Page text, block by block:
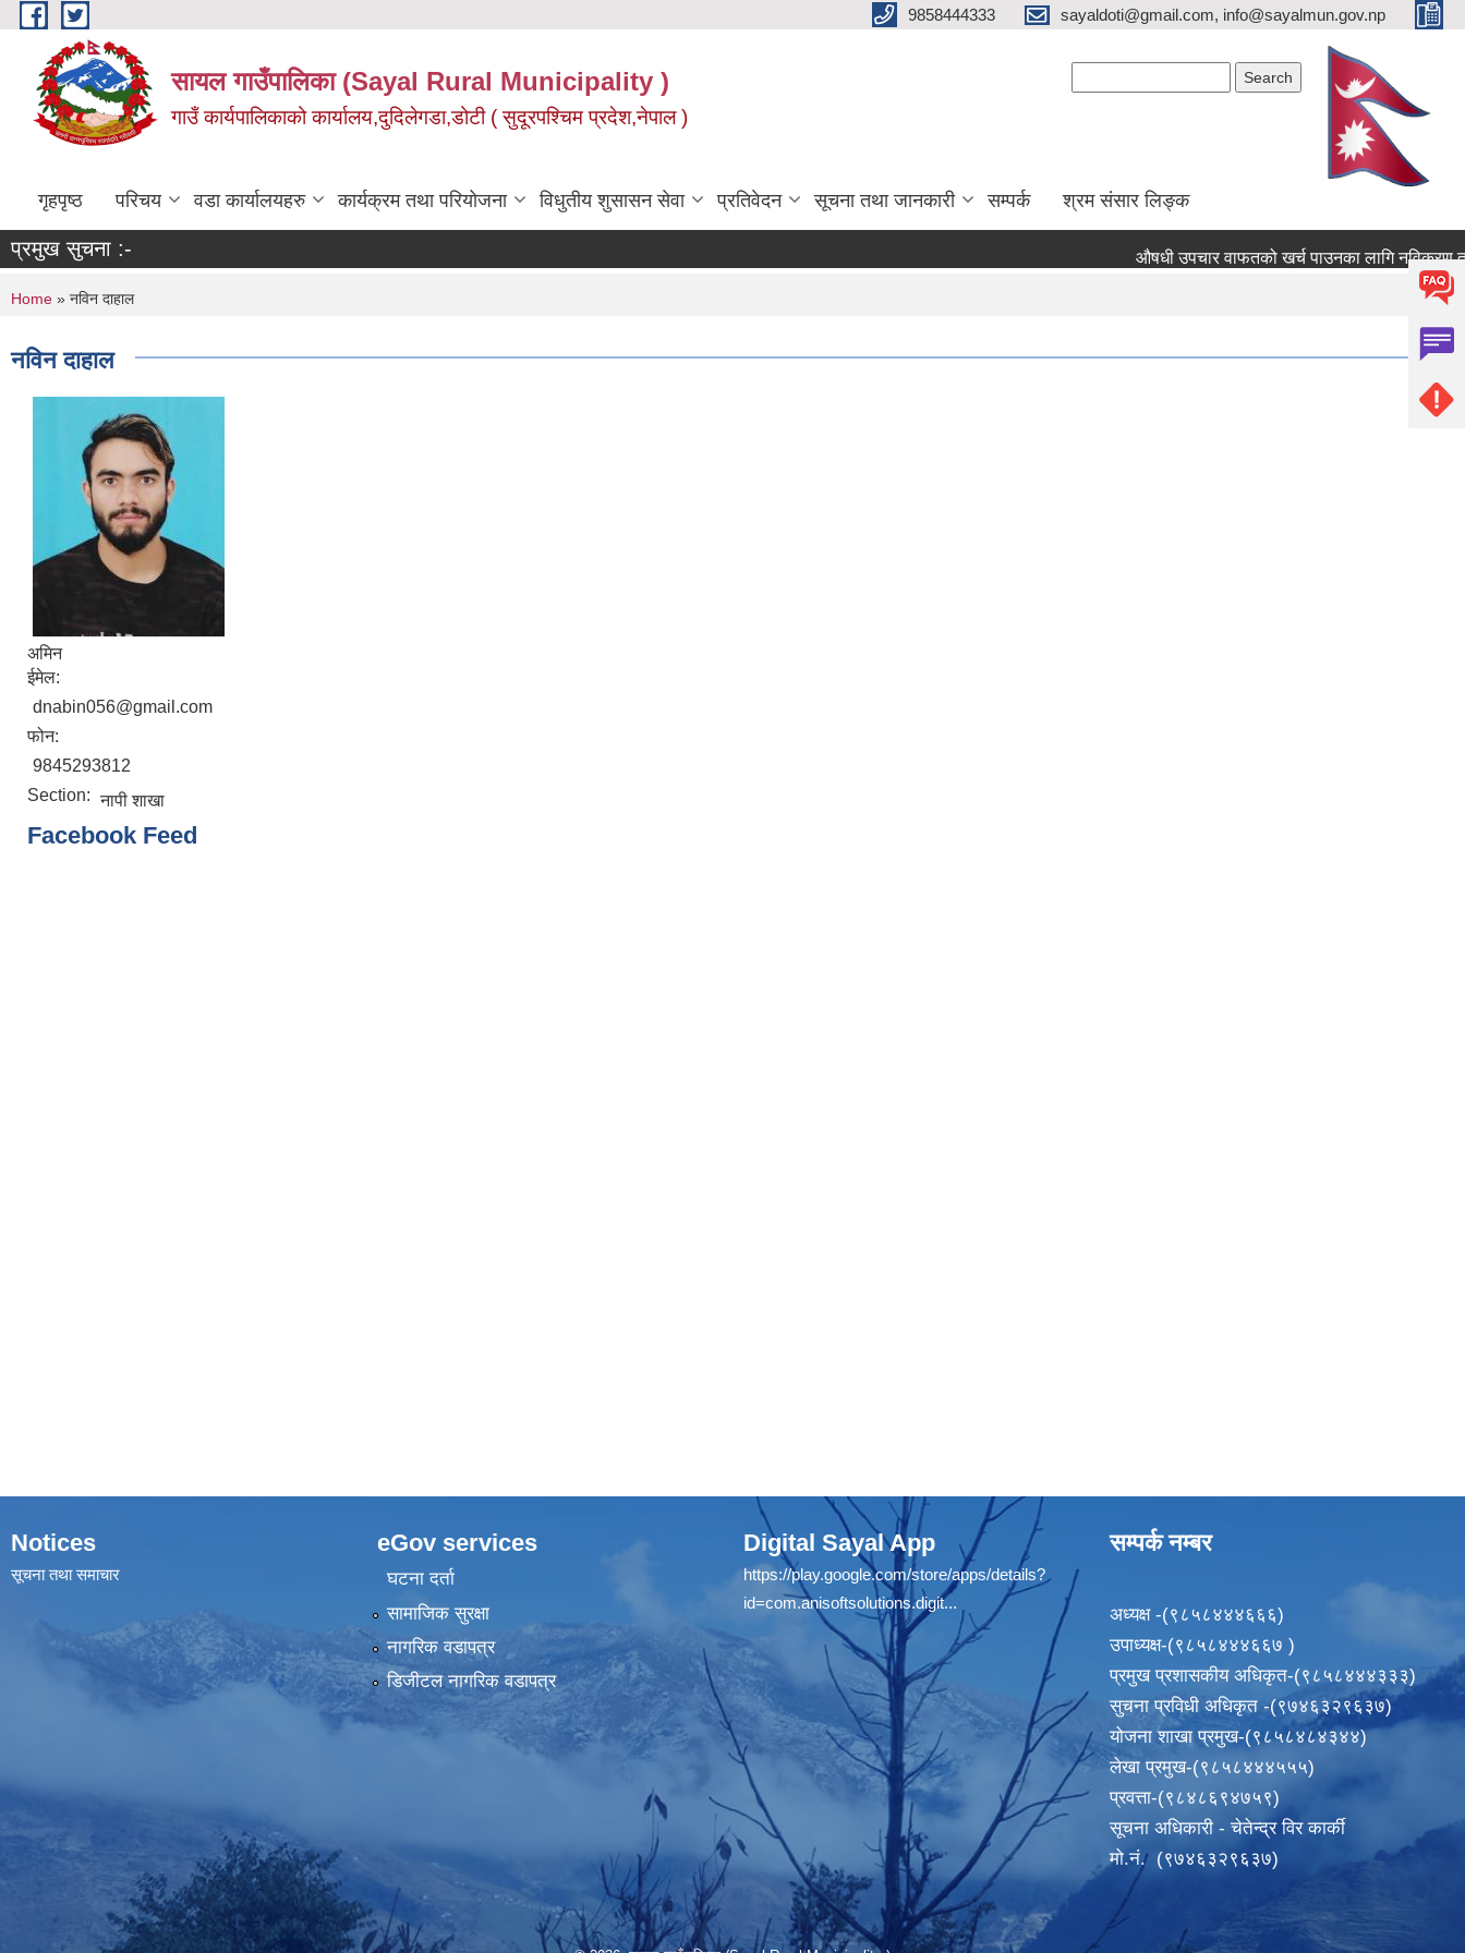
Skip to main content 9858444333 sayaldoti@gmail.com, info@sayalmun.gov.np
सायल गाउँपालिका (Sayal Rural Municipality )
गाउँ कार्यपालिकाको कार्यालय,दुदिलेगडा,डोटी ( सुदूरपश्चिम प्रदेश,नेपाल )
गृहपृष्ठ परिचय वडा कार्यालयहरु कार्यक्रम तथा परियोजना विधुतीय शुसासन सेवा प्रतिवेदन सूचना तथा जानकारी सम्पर्क श्रम संसार लिङ्क
प्रमुख सुचना :- औषधी उपचार वाफतको खर्च पाउनका लागि नविकरण तथा
You are here
Home » नविन दाहाल
नविन दाहाल
अमिन
ईमेल:
dnabin056@gmail.com
फोन:
9845293812
Section: नापी शाखा
Facebook Feed
Notices
सूचना तथा समाचार
eGov services
घटना दर्ता
सामाजिक सुरक्षा
नागरिक वडापत्र
डिजीटल नागरिक वडापत्र
Digital Sayal App
https://play.google.com/store/apps/details?
id=com.anisoftsolutions.digit...
सम्पर्क नम्बर
अध्यक्ष -(९८५८४४४६६६)
उपाध्यक्ष-(९८५८४४४६६७ )
प्रमुख प्रशासकीय अधिकृत-(९८५८४४४३३३)
सुचना प्रविधी अधिकृत -(९७४६३२९६३७)
योजना शाखा प्रमुख-(९८५८४८४३४४)
लेखा प्रमुख-(९८५८४४४५५५)
प्रवत्ता-(९८४८६९४७५९)
सूचना अधिकारी - चेतेन्द्र विर कार्की
मो.नं. (९७४६३२९६३७)